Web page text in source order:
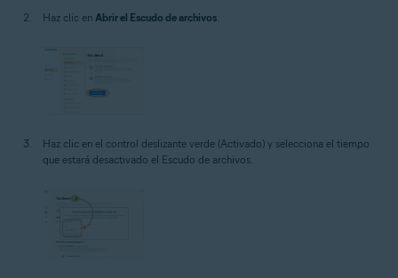
Haz clic en Abrir el Escudo de archivos.
Haz clic en el control deslizante verde (Activado) y selecciona el tiempo
que estará desactivado el Escudo de archivos.